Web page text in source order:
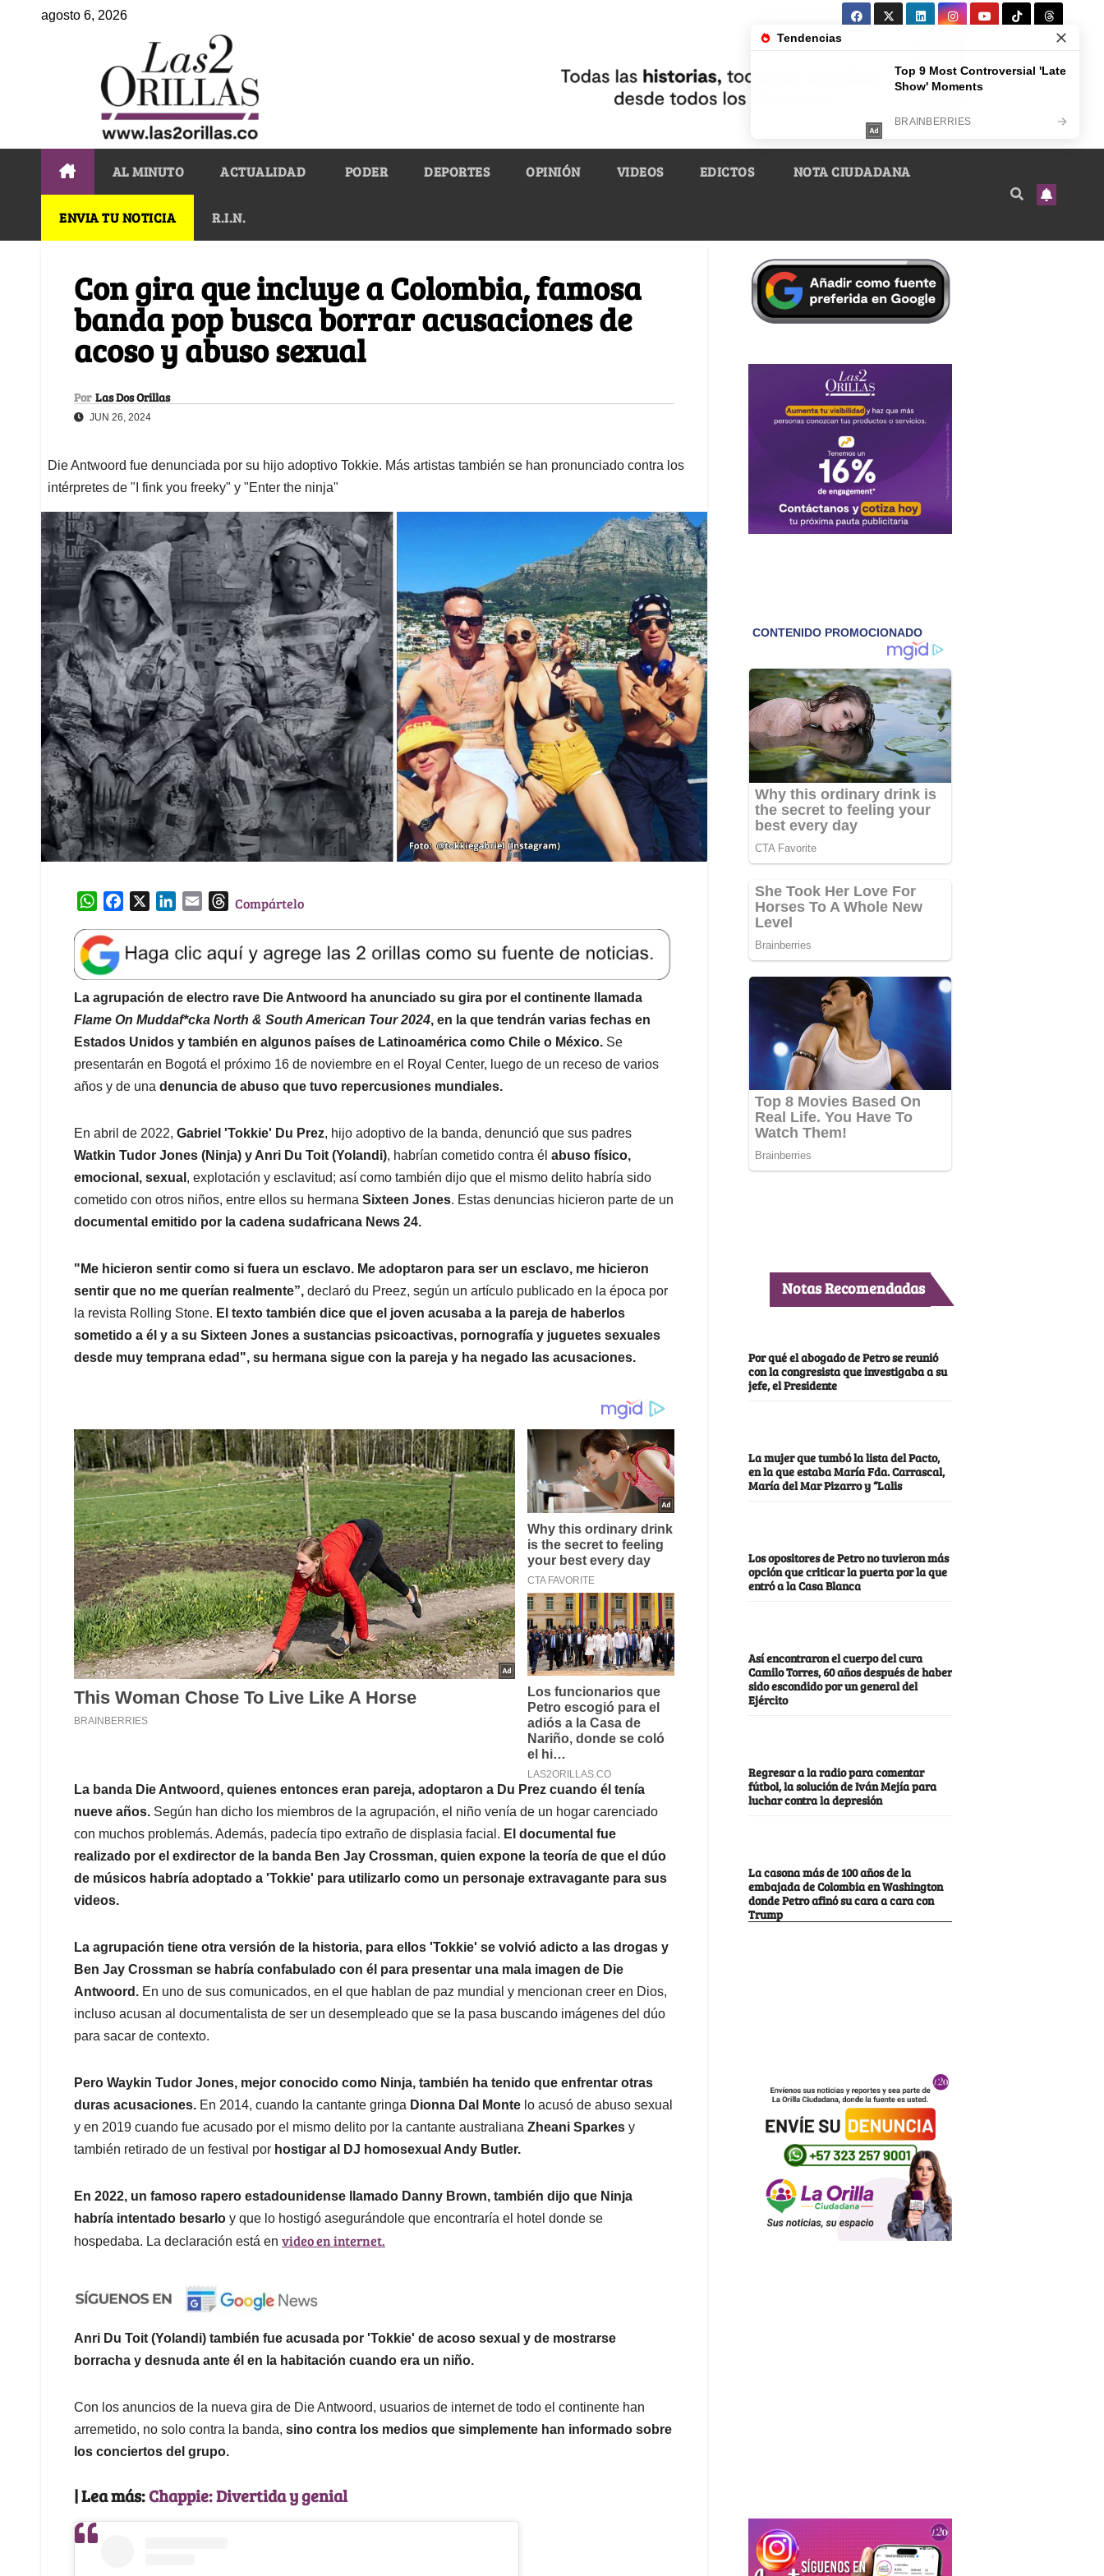
agosto 6, 2026
AL MINUTO ACTUALIDAD PODER DEPORTES OPINIÓN VIDEOS EDICTOS NOTA CIUDADANA
ENVIA TU NOTICIA R.I.N.
Con gira que incluye a Colombia, famosa
banda pop busca borrar acusaciones de
acoso y abuso sexual
Por Las Dos Orillas
JUN 26, 2024
Die Antwoord fue denunciada por su hijo adoptivo Tokkie. Más artistas también se han pronunciado contra los
intérpretes de "I fink you freeky" y "Enter the ninja"
W
a
t
s
A
p
p
e
b
o
o
k
k
e
d
I
n
l
T
e
a
d
s
Compártelo
La agrupación de electro rave Die Antwoord ha anunciado su gira por el continente llamada
Flame On Muddaf*cka North & South American Tour 2024, en la que tendrán varias fechas en
Estados Unidos y también en algunos países de Latinoamérica como Chile o México. Se
presentarán en Bogotá el próximo 16 de noviembre en el Royal Center, luego de un receso de varios
años y de una denuncia de abuso que tuvo repercusiones mundiales.
En abril de 2022, Gabriel 'Tokkie' Du Prez, hijo adoptivo de la banda, denunció que sus padres
Watkin Tudor Jones (Ninja) y Anri Du Toit (Yolandi), habrían cometido contra él abuso físico,
emocional, sexual , explotación y esclavitud; así como también dijo que el mismo delito habría sido
cometido con otros niños, entre ellos su hermana Sixteen Jones. Estas denuncias hicieron parte de un
documental emitido por la cadena sudafricana News 24.
"Me hicieron sentir como si fuera un esclavo. Me adoptaron para ser un esclavo, me hicieron
sentir que no me querían realmente”, declaró du Preez, según un artículo publicado en la época por
la revista Rolling Stone. El texto también dice que el joven acusaba a la pareja de haberlos
sometido a él y a su Sixteen Jones a sustancias psicoactivas, pornografía y juguetes sexuales
desde muy temprana edad", su hermana sigue con la pareja y ha negado las acusaciones.
La banda Die Antwoord, quienes entonces eran pareja, adoptaron a Du Prez cuando él tenía
nueve años. Según han dicho los miembros de la agrupación, el niño venía de un hogar carenciado
con muchos problemás. Además, padecía tipo extraño de displasia facial. El documental fue
realizado por el exdirector de la banda Ben Jay Crossman, quien expone la teoría de que el dúo
de músicos habría adoptado a 'Tokkie' para utilizarlo como un personaje extravagante para sus
videos.
La agrupación tiene otra versión de la historia, para ellos 'Tokkie' se volvió adicto a las drogas y
Ben Jay Crossman se habría confabulado con él para presentar una mala imagen de Die
Antwoord. En uno de sus comunicados, en el que hablan de paz mundial y mencionan creer en Dios,
incluso acusan al documentalista de ser un desempleado que se la pasa buscando imágenes del dúo
para sacar de contexto.
Pero Waykin Tudor Jones, mejor conocido como Ninja, también ha tenido que enfrentar otras
duras acusaciones. En 2014, cuando la cantante gringa Dionna Dal Monte lo acusó de abuso sexual
y en 2019 cuando fue acusado por el mismo delito por la cantante australiana Zheani Sparkes y
también retirado de un festival por hostigar al DJ homosexual Andy Butler.
En 2022, un famoso rapero estadounidense llamado Danny Brown, también dijo que Ninja
habría intentado besarlo y que lo hostigó asegurándole que encontraría el hotel donde se
hospedaba. La declaración está en video en internet.
Anri Du Toit (Yolandi) también fue acusada por 'Tokkie' de acoso sexual y de mostrarse
borracha y desnuda ante él en la habitación cuando era un niño.
Con los anuncios de la nueva gira de Die Antwoord, usuarios de internet de todo el continente han
arremetido, no solo contra la banda, sino contra los medios que simplemente han informado sobre
los conciertos del grupo.
| Lea más:Chappie: Divertida y genial
Notas Recomendadas
Por qué el abogado de Petro se reunió
con la congresista que investigaba a su
jefe, el Presidente
La mujer que tumbó la lista del Pacto,
en la que estaba María Fda. Carrascal,
María del Mar Pizarro y “Lalis
Los opositores de Petro no tuvieron más
opción que criticar la puerta por la que
entró a la Casa Blanca
Así encontraron el cuerpo del cura
Camilo Torres, 60 años después de haber
sido escondido por un general del
Ejército
Regresar a la radio para comentar
fútbol, la solución de Iván Mejía para
luchar contra la depresión
La casona más de 100 años de la
embajada de Colombia en Washington
donde Petro afinó su cara a cara con
Trump